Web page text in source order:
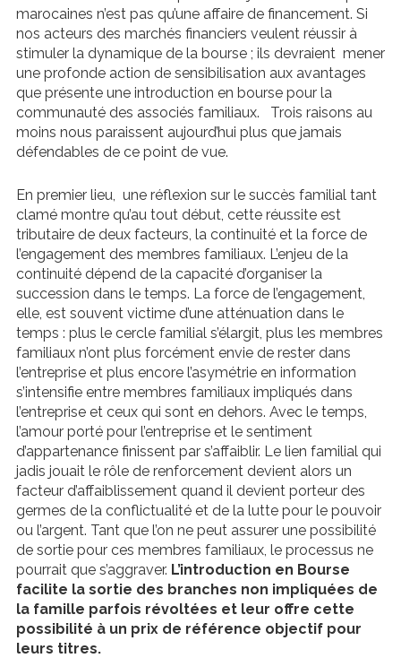
marocaines n’est pas qu’une affaire de financement. Si
nos acteurs des marchés financiers veulent réussir à
stimuler la dynamique de la bourse ; ils devraient mener
une profonde action de sensibilisation aux avantages
que présente une introduction en bourse pour la
communauté des associés familiaux. Trois raisons au
moins nous paraissent aujourd’hui plus que jamais
défendables de ce point de vue.
En premier lieu, une réflexion sur le succès familial tant
clamé montre qu’au tout début, cette réussite est
tributaire de deux facteurs, la continuité et la force de
l’engagement des membres familiaux. L’enjeu de la
continuité dépend de la capacité d’organiser la
succession dans le temps. La force de l’engagement,
elle, est souvent victime d’une atténuation dans le
temps : plus le cercle familial s’élargit, plus les membres
familiaux n’ont plus forcément envie de rester dans
l’entreprise et plus encore l’asymétrie en information
s’intensifie entre membres familiaux impliqués dans
l’entreprise et ceux qui sont en dehors. Avec le temps,
l’amour porté pour l’entreprise et le sentiment
d’appartenance finissent par s’affaiblir. Le lien familial qui
jadis jouait le rôle de renforcement devient alors un
facteur d’affaiblissement quand il devient porteur des
germes de la conflictualité et de la lutte pour le pouvoir
ou l’argent. Tant que l’on ne peut assurer une possibilité
de sortie pour ces membres familiaux, le processus ne
pourrait que s’aggraver. L’introduction en Bourse
facilite la sortie des branches non impliquées de
la famille parfois révoltées et leur offre cette
possibilité à un prix de référence objectif pour
leurs titres.